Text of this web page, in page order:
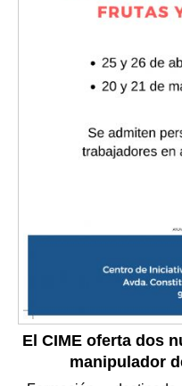
El CIME oferta dos
manipulador